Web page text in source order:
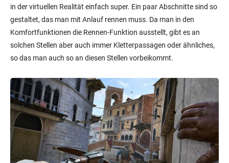
in der virtuellen Realität einfach super. Ein paar Abschnitte sind so
gestaltet, das man mit Anlauf rennen muss. Da man in den
Komfortfunktionen die Rennen-Funktion ausstellt, gibt es an
solchen Stellen aber auch immer Kletterpassagen oder ähnliches,
so das man auch so an diesen Stellen vorbeikommt.